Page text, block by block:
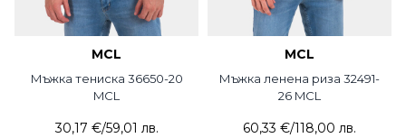
MCL
Мъжка тениска 36650-20
MCL
30,17 €/59,01 лв.
MCL
Мъжка ленена риза 32491-
26 MCL
60,33 €/118,00 лв.